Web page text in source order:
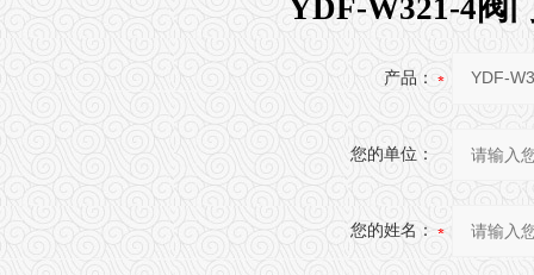
YDF-W321-4阀
产品：
您的单位：
您的姓名：